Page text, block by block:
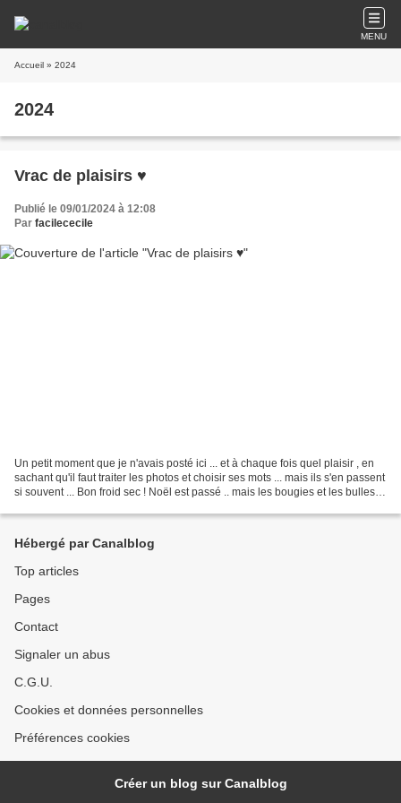
MENU
Accueil » 2024
2024
Vrac de plaisirs ♥
Publié le 09/01/2024 à 12:08
Par facilececile
Un petit moment que je n'avais posté ici ... et à chaque fois quel plaisir , en
sachant qu'il faut traiter les photos et choisir ses mots ... mais ils s'en passent
si souvent ... Bon froid sec ! Noël est passé .. mais les bougies et les bulles
Hébergé par Canalblog
Top articles
Pages
Contact
Signaler un abus
C.G.U.
Cookies et données personnelles
Préférences cookies
Créer un blog sur Canalblog